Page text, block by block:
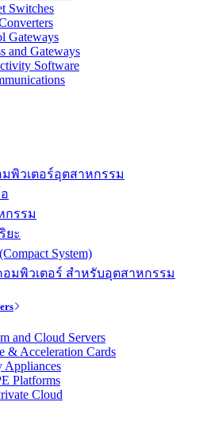
Switches
Gateways
and Gateways
Software
พิวเตอร์อุตสาหกรรม
กรรม
ยะ
System)
มพิวเตอร์ สำหรับอุตสาหกรรม
and Cloud Servers
& Acceleration Cards
Appliances
Platforms
Cloud